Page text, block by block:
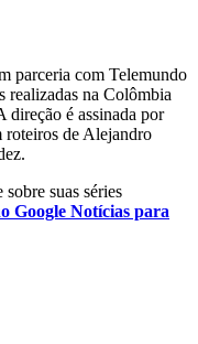
parceria com Telemundo
realizadas na Colômbia
direção é assinada por
roteiros de Alejandro
suas séries
Google Notícias para